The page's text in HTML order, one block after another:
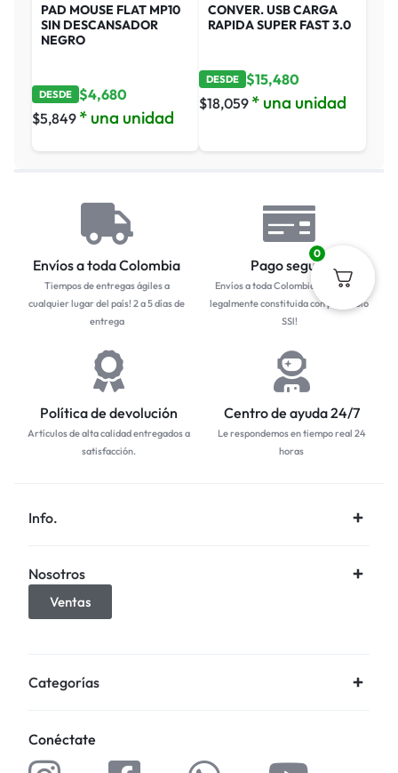
PAD MOUSE FLAT MP10
SIN DESCANSADOR
NEGRO
DESDE $4,680
$5,849 * una unidad
CONVER. USB CARGA
RAPIDA SUPER FAST 3.0
DESDE $15,480
$18,059 * una unidad
Envíos a toda Colombia
Tiempos de entregas ágiles a
cualquier lugar del país! 2 a 5 días de
entrega
Pago seguro
Envíos a toda Colombia... Empresa
legalmente constituida con protocolo
SSl!
Política de devolución
Artículos de alta calidad entregados a
satisfacción.
Centro de ayuda 24/7
Le respondemos en tiempo real 24
horas
Info.
Nosotros
Ventas
Categorías
Conéctate
0